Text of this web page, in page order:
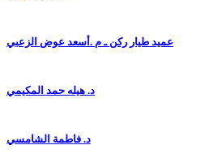
عميد طيار ركن ـ م .أسعد عوض الزعبي
د. هيله حمد المكيمي
د. فاطمة الشامسي